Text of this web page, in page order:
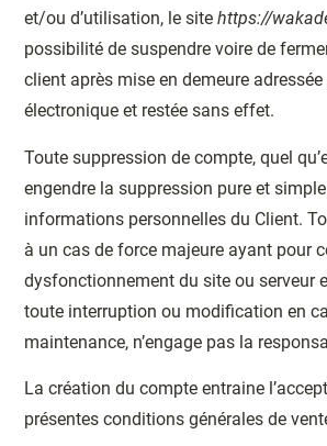
et/ou d’utilisation, le sitehttps://
possibilité de suspendre voire de
client après mise en demeure
électronique et restée sans effet.
Toute suppression de compte, quel
engendre la suppression pure et
informations personnelles du Client.
à un cas de force majeure ayant pour
dysfonctionnement du site ou serveur
toute interruption ou modification en
maintenance, n’engage pas la
La création du compte entraine
présentes conditions générales de